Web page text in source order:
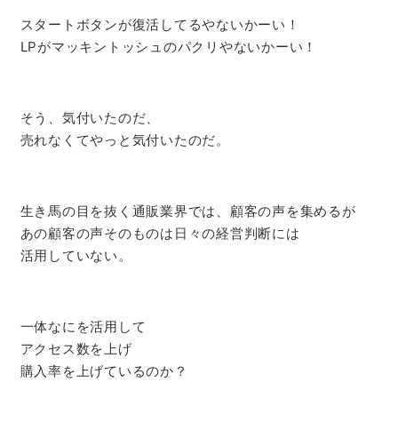
スタートボタンが復活してるやないかーい！
LPがマッキントッシュのパクリやないかーい！
そう、気付いたのだ、
売れなくてやっと気付いたのだ。
生き馬の目を抜く通販業界では、顧客の声を集めるが
あの顧客の声そのものは日々の経営判断には
活用していない。
一体なにを活用して
アクセス数を上げ
購入率を上げているのか？